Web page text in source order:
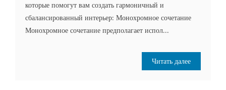
которые помогут вам создать гармоничный и
сбалансированный интерьер: Монохромное сочетание
Монохромное сочетание предполагает испол...
Читать далее